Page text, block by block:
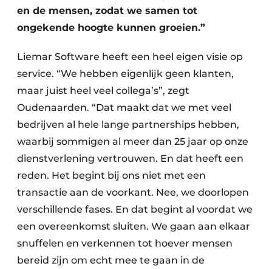
en de mensen, zodat we samen tot
ongekende hoogte kunnen groeien.”
Liemar Software heeft een heel eigen visie op
service. “We hebben eigenlijk geen klanten,
maar juist heel veel collega’s”, zegt
Oudenaarden. “Dat maakt dat we met veel
bedrijven al hele lange partnerships hebben,
waarbij sommigen al meer dan 25 jaar op onze
dienstverlening vertrouwen. En dat heeft een
reden. Het begint bij ons niet met een
transactie aan de voorkant. Nee, we doorlopen
verschillende fases. En dat begint al voordat we
een overeenkomst sluiten. We gaan aan elkaar
snuffelen en verkennen tot hoever mensen
bereid zijn om echt mee te gaan in de